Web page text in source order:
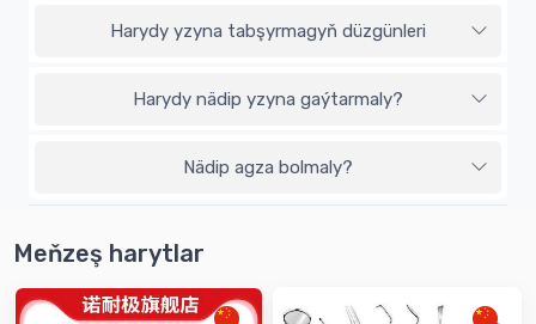
Harydy yzyna tabşyrmagyň düzgünleri
Harydy nädip yzyna gaýtarmaly?
Nädip agza bolmaly?
Meňzeş harytlar